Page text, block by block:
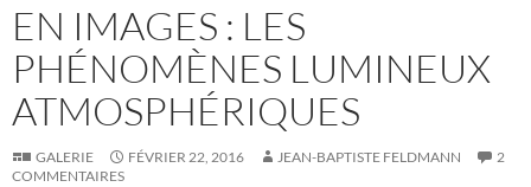
EN IMAGES : LES
PHÉNOMÈNES LUMINEUX
ATMOSPHÉRIQUES
GALERIE FÉVRIER 22, 2016 JEAN-BAPTISTE FELDMANN
2
COMMENTAIRES